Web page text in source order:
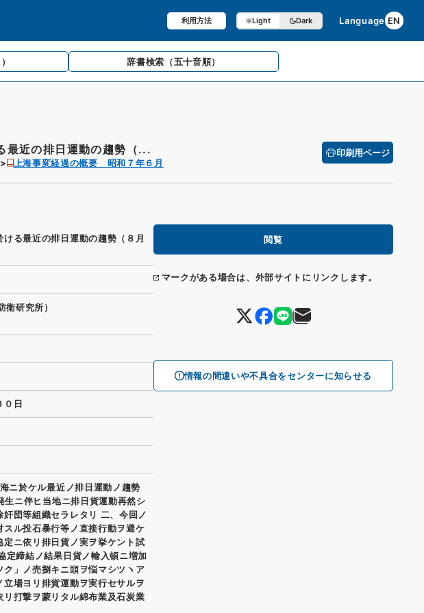
利用方法 Light Dark Language EN
辞書検索 （五十音順）
最近の排日運動の趨勢（...
上海事変経過の概要 昭和７年６月
印刷用ページ
閲覧
マークがある場合は、外部サイトにリンクします。
情報の間違いや不具合をセンターに知らせる
る最近の排日運動の趨勢（８月
研究所）
０日
ニ於ケル最近ノ排日運動ノ趨勢
ニ伴ヒ当地ニ排日貨運動再然シ
団等組織セラレタリ 二、今回ノ
ル投石暴行等ノ直接行動ヲ避ケ
ニ依リ排日貨ノ実ヲ挙ケント試
定締結ノ結果日貨ノ輸入頓ニ増加
」ノ売捌キニ頭ヲ悩マシツヽア
場ヨリ排貨運動ヲ実行セサルヲ
打撃ヲ蒙リタル綿布業及石炭業